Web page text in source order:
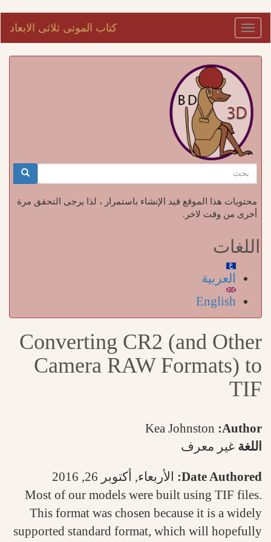
تجاوز
إلى
المحتوى
الرئيسي
كتاب الموتى ثلاثى الابعاد
Toggle
استمارة
البحث
محتويات هذا الموقع قيد الإنشاء باستمرار ، لذا يرجى التحقق مرة
أخرى من وقت لاخر.
اللغات
العربية
English
Converting CR2 (and Other
Camera RAW Formats) to
TIF
Author:
Kea Johnston
اللغة غير معرف
Date Authored:
الأربعاء, أكتوبر 26, 2016
Most of our models were built using TIF files.
This format was chosen because it is a widely
supported standard format, which will hopefully